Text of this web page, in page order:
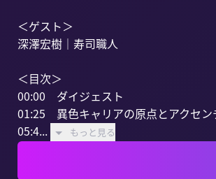
＜ゲスト＞
深澤宏樹｜寿司職人
＜目次＞
00:00　ダイジェスト
01:25　異色キャリアの原点とアクセ
05:4...
もっと見る